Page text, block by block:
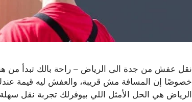
نقل عفش من جدة الى الرياض – راحة بالك تبدأ
خصوصًا إن المسافة مش قريبة، والعفش ليه قيمة
الرياض هي الحل الأمثل اللي بيوفرلك تجربة نقل